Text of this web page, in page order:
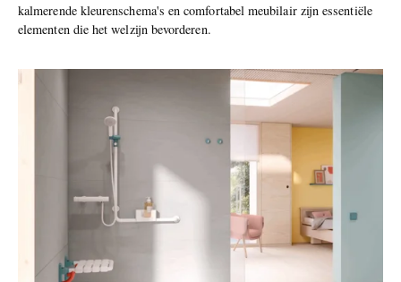
kalmerende kleurenschema's en comfortabel meubilair zijn essentiële
elementen die het welzijn bevorderen.